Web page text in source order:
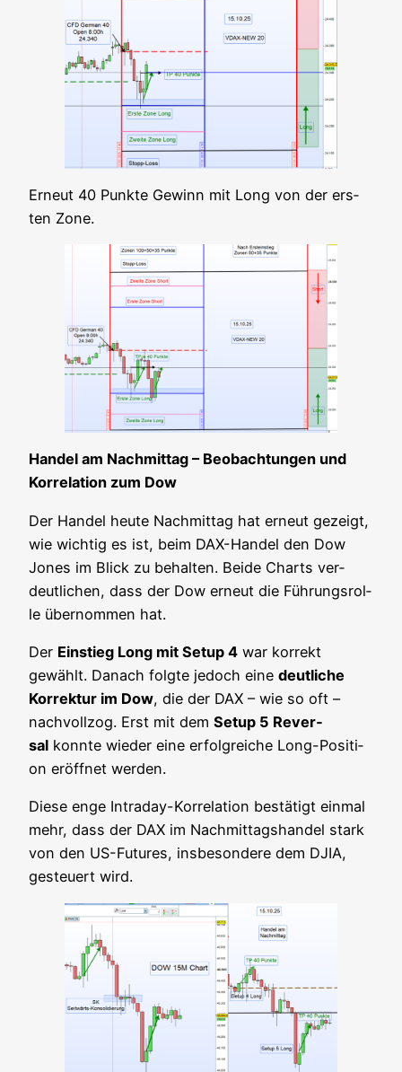
Erneut 40 Punk­te Gewinn mit Long von der ers­
ten Zone.
Han­del am Nach­mit­tag – Beob­ach­tun­gen und
Kor­re­la­ti­on zum Dow
Der Han­del heu­te Nach­mit­tag hat erneut gezeigt,
wie wich­tig es ist, beim DAX-Han­del den Dow
Jones im Blick zu behal­ten. Bei­de Charts ver­
deut­li­chen, dass der Dow erneut die Füh­rungs­rol­
le über­nom­men hat.
Der Ein­stieg Long mit Set­up 4 war kor­rekt
gewählt. Danach folg­te jedoch eine deut­li­che
Kor­rek­tur im Dow, die der DAX – wie so oft –
nach­voll­zog. Erst mit dem Set­up 5 Rever­
sal konn­te wie­der eine erfolg­rei­che Long-Posi­ti­
on eröff­net werden.
Die­se enge Intra­day-Kor­re­la­ti­on bestä­tigt ein­mal
mehr, dass der DAX im Nach­mit­tags­han­del stark
von den US-Futures, ins­be­son­de­re dem DJIA,
gesteu­ert wird.